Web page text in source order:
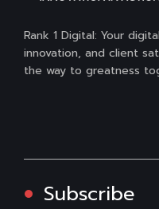
Rank 1 Digital: Your
innovation, and client
the way to greatness
Subscribe